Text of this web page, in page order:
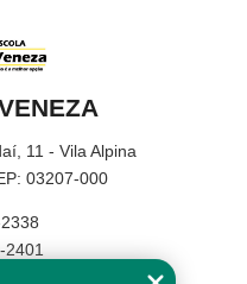
11 - Vila Alpina
03207-000
2401